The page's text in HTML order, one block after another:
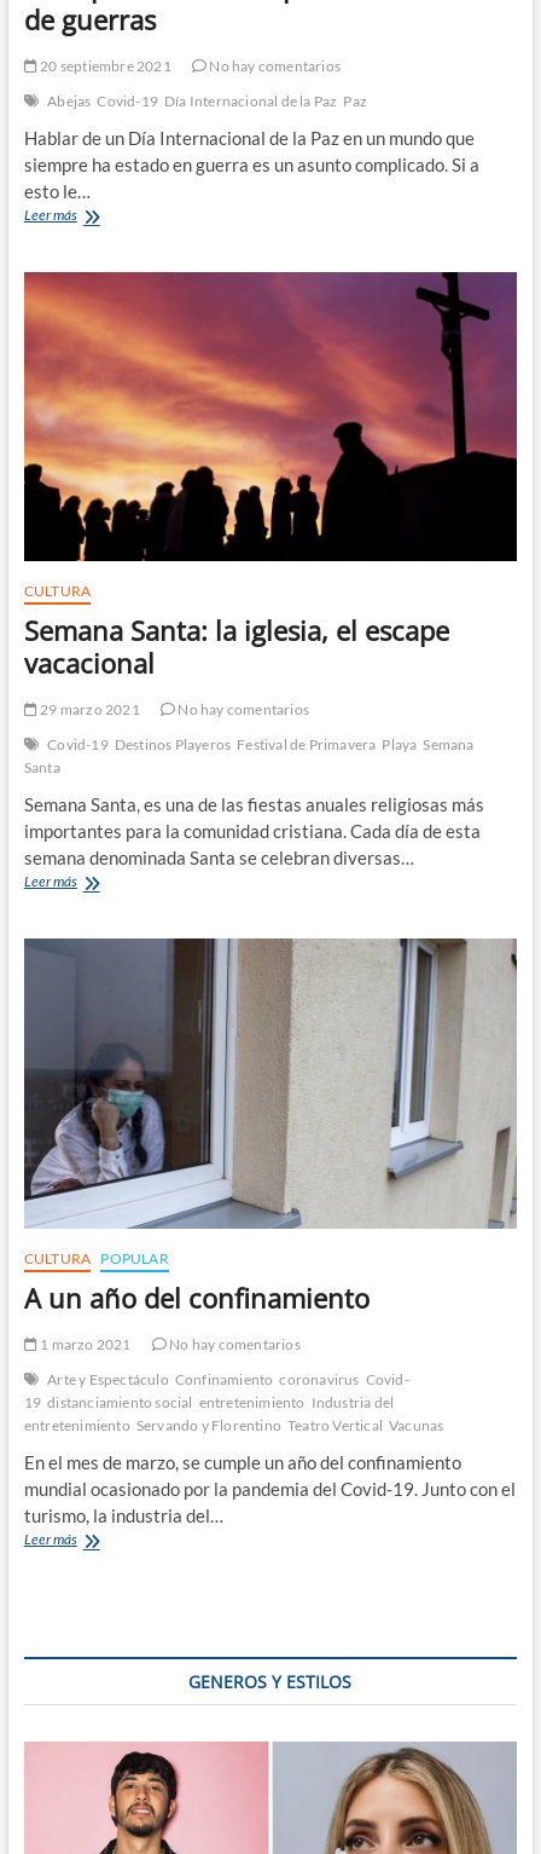
de guerras
20 septiembre 2021
No hay comentarios
Abejas Covid-19 Día Internacional de la Paz Paz
Hablar de un Día Internacional de la Paz en un mundo que
siempre ha estado en guerra es un asunto complicado. Si a
esto le…
Leer másLa
paz
de
CULTURA
Semana Santa: la iglesia, el escape
vacacional
29 marzo 2021
No hay comentarios
Covid-19 Destinos Playeros Festival de Primavera Playa Semana
Santa
Semana Santa, es una de las fiestas anuales religiosas más
importantes para la comunidad cristiana. Cada día de esta
semana denominada Santa se celebran diversas…
Leer másSemana
CULTURA POPULAR
A un año del confinamiento
1 marzo 2021
No hay comentarios
Arte y Espectáculo Confinamiento coronavirus Covid-
19 distanciamiento social entretenimiento Industria del
entretenimiento Servando y Florentino Teatro Vertical Vacunas
En el mes de marzo, se cumple un año del confinamiento
mundial ocasionado por la pandemia del Covid-19. Junto con el
turismo, la industria del…
Leer másA
GENEROS Y ESTILOS